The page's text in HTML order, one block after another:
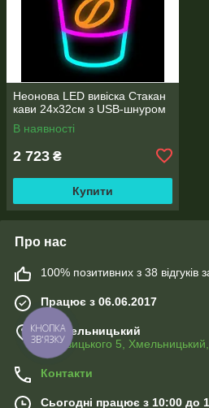
Неонова LED вивіска Стакан
кави 24х32см з USB-шнуром
В наявності
2 723 ₴
Купити
Про нас
100% позитивних з 38 відгуків
Працює з 06.06.2017
м. Хмельницький
Хотовицького 5,
Контакти
Сьогодні працює з 10:00 до
КНОПКА
ЗВ'ЯЗКУ